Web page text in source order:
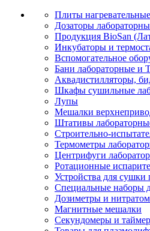
Плиты нагревательные
Дозаторы
Продукция BioSan
Инкубаторы и
Вспомогательное
Бани лабораторные и
Аквадистилляторы,
Шкафы сушильные
Лупы
Мешалки
Штативы
Строительно-
Термометры
Центрифуги
Ротационные
Устройства для сушки
Специальные наборы
Дозиметры и
Магнитные мешалки
Секундомеры и